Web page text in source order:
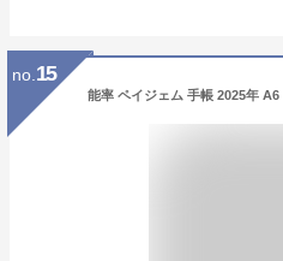
no. 15